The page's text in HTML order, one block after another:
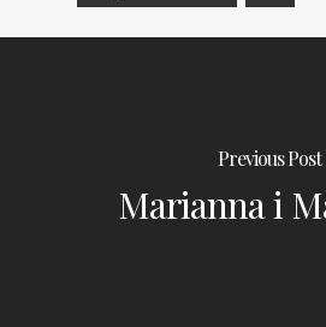
Previous Post
Marianna i